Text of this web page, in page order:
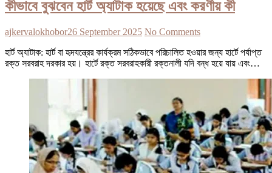
কীভাবে বুঝবেন হার্ট অ্যাটাক হয়েছে এবং করণীয় কী
ajkervalokhobor26 September 2025 No Comments
হার্ট অ্যাটাক: হার্ট বা হৃদযন্ত্রের কার্যক্রম সঠিকভাবে পরিচালিত হওয়ার জন্য হার্টে পর্যাপ্ত
রক্ত সরবরাহ দরকার হয়। হার্টে রক্ত সরবরাহকারী রক্তনালী যদি বন্ধ হয়ে যায় এবং…